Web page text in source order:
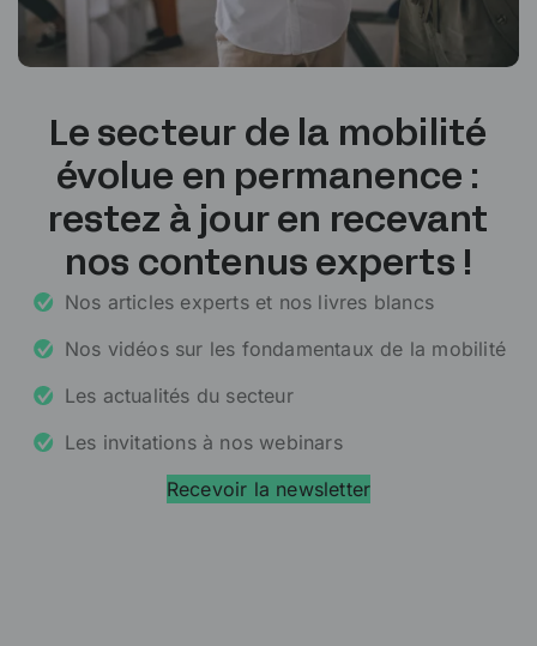
Le secteur de la mobilité
évolue en permanence :
restez à jour en recevant
nos contenus experts !
Nos articles experts et nos livres blancs
Nos vidéos sur les fondamentaux de la mobilité
Les actualités du secteur
Les invitations à nos webinars
Recevoir la newsletter